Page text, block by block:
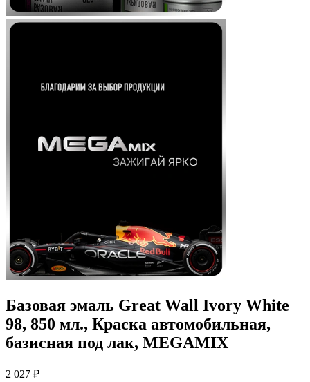
Базовая эмаль Great Wall Ivory White
98, 850 мл., Краска автомобильная,
базисная под лак, MEGAMIX
2 027 ₽